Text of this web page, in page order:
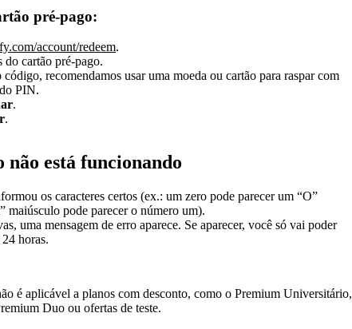
pré‑pago:
account/redeem.
cartão pré‑pago.
código, recomendamos usar uma moeda ou cartão para raspar com
PIN.
.
.
não está funcionando
os caracteres certos (ex.: um zero pode parecer um “O”
maiúsculo pode parecer o número um).
uma mensagem de erro aparece. Se aparecer, você só vai poder
horas.
é aplicável a planos com desconto, como o Premium Universitário,
Duo ou ofertas de teste.